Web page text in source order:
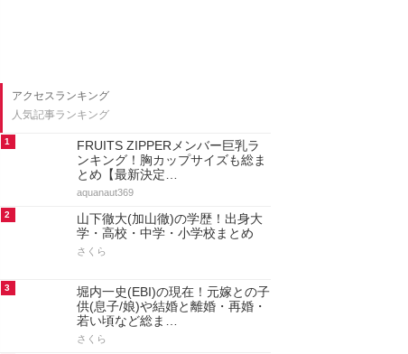
アクセスランキング
人気記事ランキング
1
FRUITS ZIPPERメンバー巨乳ラ
ンキング！胸カップサイズも総ま
とめ【最新決定…
aquanaut369
2
山下徹大(加山徹)の学歴！出身大
学・高校・中学・小学校まとめ
さくら
3
堀内一史(EBI)の現在！元嫁との子
供(息子/娘)や結婚と離婚・再婚・
若い頃など総ま…
さくら